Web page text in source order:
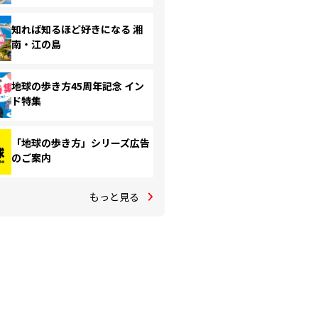
知れば知るほど好きになる 湘
南・江の島
地球の歩き方45周年記念 イン
ド特集
「地球の歩き方」シリーズ広告
のご案内
もっと見る